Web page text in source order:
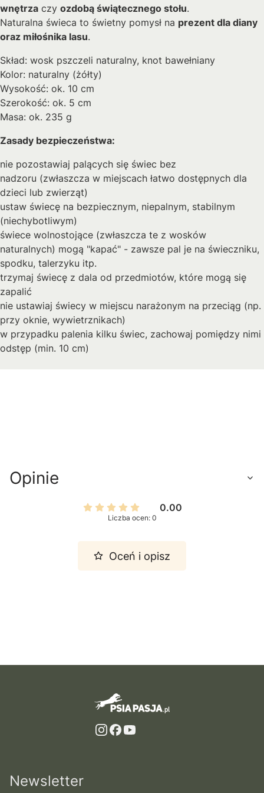
wnętrza czy ozdobą świątecznego stołu.
Naturalna świeca to świetny pomysł na prezent dla diany
oraz miłośnika lasu.
Skład: wosk pszczeli naturalny, knot bawełniany
Kolor: naturalny (żółty)
Wysokość: ok. 10 cm
Szerokość: ok. 5 cm
Masa: ok. 235 g
Zasady bezpieczeństwa:
nie pozostawiaj palących się świec bez
nadzoru (zwłaszcza w miejscach łatwo dostępnych dla
dzieci lub zwierząt)
ustaw świecę na bezpiecznym, niepalnym, stabilnym
(niechybotliwym)
świece wolnostojące (zwłaszcza te z wosków
naturalnych) mogą "kapać" - zawsze pal je na świeczniku,
spodku, talerzyku itp.
trzymaj świecę z dala od przedmiotów, które mogą się
zapalić
nie ustawiaj świecy w miejscu narażonym na przeciąg (np.
przy oknie, wywietrznikach)
w przypadku palenia kilku świec, zachowaj pomiędzy nimi
odstęp (min. 10 cm)
Opinie
0.00
Liczba ocen: 0
Oceń i opisz
Newsletter